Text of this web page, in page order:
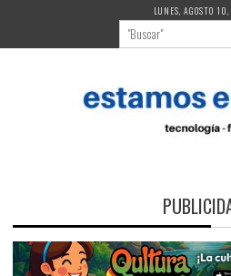
contenido
LUNES, AGOSTO